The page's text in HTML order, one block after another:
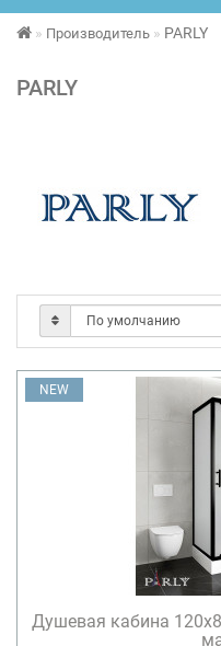
Производитель PARLY
PARLY
NEW
Душевая кабина